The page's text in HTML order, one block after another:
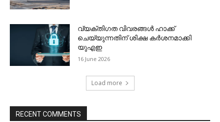
വ്യക്തിഗത വിവരങ്ങള്‍ ഹാക്ക്
ചെയ്യുന്നതിന് ശിക്ഷ കര്‍ശനമാക്കി
യുഎഇ
16 June 2026
Load more
RECENT COMMENTS